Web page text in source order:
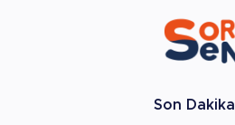
Son Dakika